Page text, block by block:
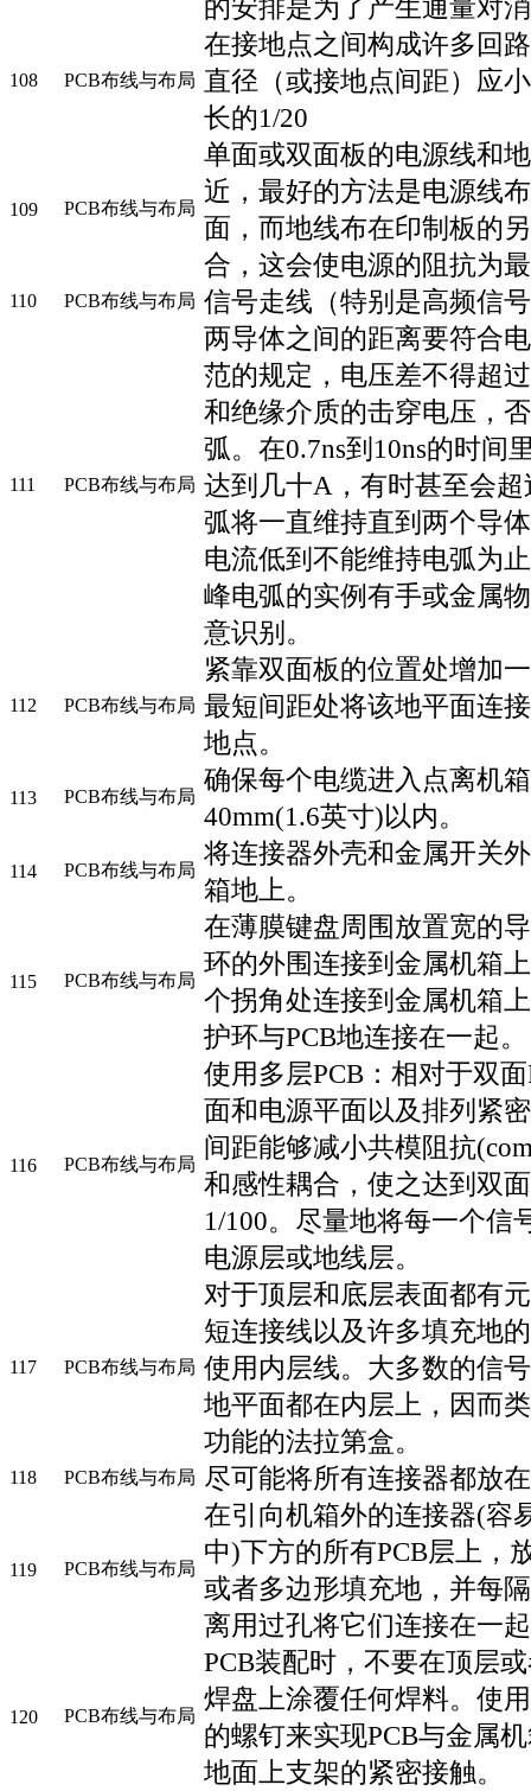
的安排是为了产生通量对
108 PCB布线与布局
在接地点之间构成许多回
直径（或接地点间距）应
长的1/20
109 PCB布线与布局
单面或双面板的电源线和
近，最好的方法是电源线
面，而地线布在印制板的
合，这会使电源的阻抗为
110 PCB布线与布局 信号走线（特别是高频信
111 PCB布线与布局
两导体之间的距离要符合
范的规定，电压差不得超
和绝缘介质的击穿电压，
弧。在0.7ns到10ns的时间
达到几十A，有时甚至会超
弧将一直维持直到两个导
电流低到不能维持电弧为
峰电弧的实例有手或金属
意识别。
112 PCB布线与布局
紧靠双面板的位置处增加
最短间距处将该地平面连
地点。
113 PCB布线与布局
确保每个电缆进入点离机
40mm(1.6英寸)以内。
114 PCB布线与布局
将连接器外壳和金属开关
箱地上。
115 PCB布线与布局
在薄膜键盘周围放置宽的
环的外围连接到金属机箱
个拐角处连接到金属机箱
护环与PCB地连接在一起。
116 PCB布线与布局
使用多层PCB：相对于双
面和电源平面以及排列紧
间距能够减小共模阻抗
和感性耦合，使之达到双
1/100。尽量地将每一个信
电源层或地线层。
117 PCB布线与布局
对于顶层和底层表面都有
短连接线以及许多填充地
使用内层线。大多数的信
地平面都在内层上，因而
功能的法拉第盒。
118 PCB布线与布局 尽可能将所有连接器都放
119 PCB布线与布局
在引向机箱外的连接器(容
中)下方的所有PCB层上，
或者多边形填充地，并每
离用过孔将它们连接在一
120 PCB布线与布局
PCB装配时，不要在顶层
焊盘上涂覆任何焊料。使
的螺钉来实现PCB与金属
地面上支架的紧密接触。